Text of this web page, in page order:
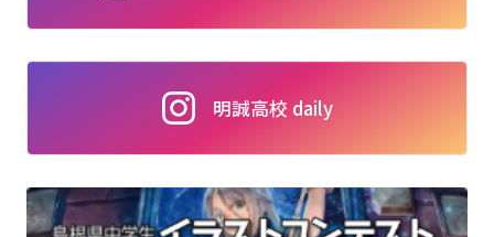
明誠高校 daily